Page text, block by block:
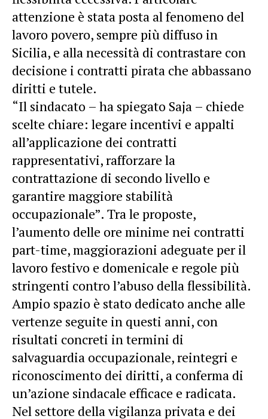
attenzione è stata posta al fenomeno del
lavoro povero, sempre più diffuso in
Sicilia, e alla necessità di contrastare con
decisione i contratti pirata che abbassano
diritti e tutele.
“Il sindacato – ha spiegato Saja – chiede
scelte chiare: legare incentivi e appalti
all’applicazione dei contratti
rappresentativi, rafforzare la
contrattazione di secondo livello e
garantire maggiore stabilità
occupazionale”. Tra le proposte,
l’aumento delle ore minime nei contratti
part-time, maggiorazioni adeguate per il
lavoro festivo e domenicale e regole più
stringenti contro l’abuso della flessibilità.
Ampio spazio è stato dedicato anche alle
vertenze seguite in questi anni, con
risultati concreti in termini di
salvaguardia occupazionale, reintegri e
riconoscimento dei diritti, a conferma di
un’azione sindacale efficace e radicata.
Nel settore della vigilanza privata e dei